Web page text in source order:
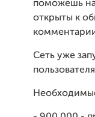
поможешь
открыты к
Сеть уже